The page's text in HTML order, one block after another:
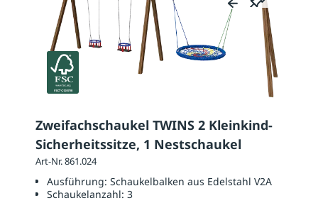
Zweifachschaukel TWINS 2 Kleinkind-
Sicherheitssitze, 1 Nestschaukel
Art-Nr. 861.024
Ausführung: Schaukelbalken aus Edelstahl V2A
Schaukelanzahl: 3